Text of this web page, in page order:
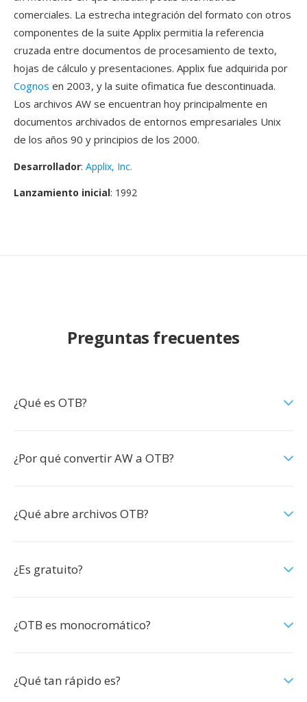
comerciales. La estrecha integración del formato con otros
componentes de la suite Applix permitia la referencia
cruzada entre documentos de procesamiento de texto,
hojas de cálculo y presentaciones. Applix fue adquirida por
Cognos en 2003, y la suite ofimatica fue descontinuada.
Los archivos AW se encuentran hoy principalmente en
documentos archivados de entornos empresariales Unix
de los años 90 y principios de los 2000.
Desarrollador: Applix, Inc.
Lanzamiento inicial: 1992
Preguntas frecuentes
¿Qué es OTB?
¿Por qué convertir AW a OTB?
¿Qué abre archivos OTB?
¿Es gratuito?
¿OTB es monocromático?
¿Qué tan rápido es?